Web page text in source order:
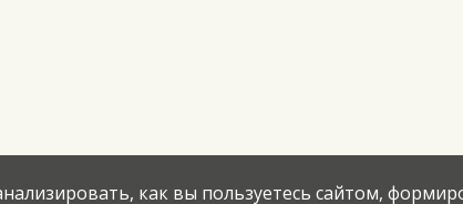
как вы пользуетесь сайтом,